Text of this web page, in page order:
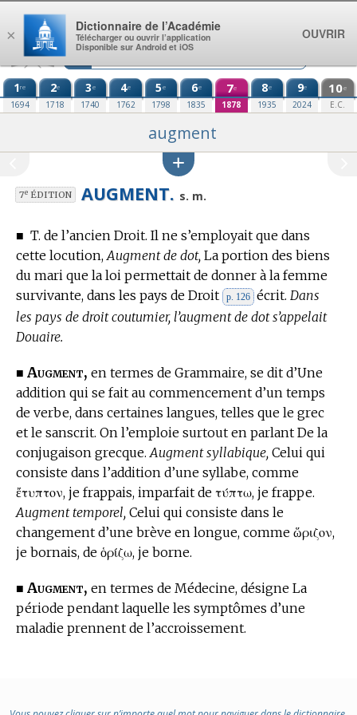
Aller au contenu
1re
1694
2e
1718
3e
1740
4e
1762
5e
1798
6e
1835
7e
1878
8e
1935
9e
2024
10e
E.C.
augment
7eÉDITION AUGMENT. s. m.
■ T. de l’ancien Droit. Il ne s’employait que dans
cette locution,Augment de dot, La portion des biens
du mari que la loi permettait de donner à la femme
survivante, dans les pays de Droit
p. 126 écrit. Dans
les pays de droit coutumier, l’augment de dot s’appelait
Douaire.
■ Augment, en termes de Grammaire, se dit d’Une
addition qui se fait au commencement d’un temps
de verbe, dans certaines langues, telles que le grec
et le sanscrit. On l’emploie surtout en parlant De la
conjugaison grecque.Augment syllabique, Celui qui
consiste dans l’addition d’une syllabe, comme
ἔτυπτον, je frappais, imparfait de τύπτω, je frappe.
Augment temporel, Celui qui consiste dans le
changement d’une brève en longue, comme ὥριζον,
je bornais, de ὁρίζω, je borne.
■ Augment, en termes de Médecine, désigne La
période pendant laquelle les symptômes d’une
maladie prennent de l’accroissement.
×
Dictionnaire de l’Académie
Télécharger ou ouvrir l’application
Disponible sur Android et iOS
OUVRIR